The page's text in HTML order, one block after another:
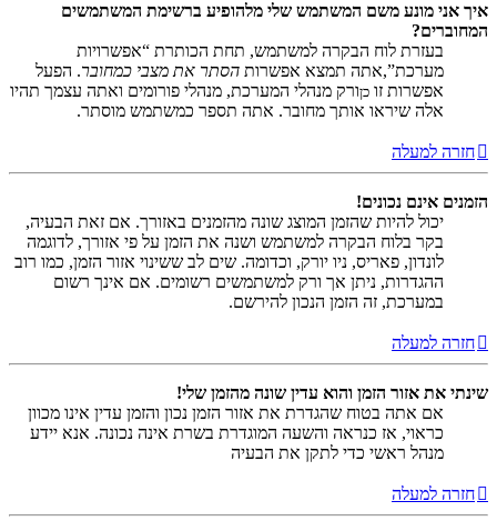
איך אני מונע משם המשתמש שלי מלהופיע ברשימת המשתמשים
המחוברים?
בעזרת לוח הבקרה למשתמש, תחת הכותרת “אפשרויות
מערכת”,אתה תמצא אפשרות הסתר את מצבי כמחובר. הפעל
אפשרות זו כןורק מנהלי המערכת, מנהלי פורומים ואתה עצמך תהיו
אלה שיראו אותך מחובר. אתה תספר כמשתמש מוסתר.
חזרה למעלה
הזמנים אינם נכונים!
יכול להיות שהזמן המוצג שונה מהזמנים באזורך. אם זאת הבעיה,
בקר בלוח הבקרה למשתמש ושנה את הזמן על פי אזורך, לדוגמה
לונדון, פאריס, ניו יורק, וכדומה. שים לב ששינוי אזור הזמן, כמו רוב
ההגדרות, ניתן אך ורק למשתמשים רשומים. אם אינך רשום
במערכת, זה הזמן הנכון להירשם.
חזרה למעלה
שינתי את אזור הזמן והוא עדין שונה מהזמן שלי!
אם אתה בטוח שהגדרת את אזור הזמן נכון והזמן עדין אינו מכוון
כראוי, אז כנראה והשעה המוגדרת בשרת אינה נכונה. אנא יידע
מנהל ראשי כדי לתקן את הבעיה
חזרה למעלה